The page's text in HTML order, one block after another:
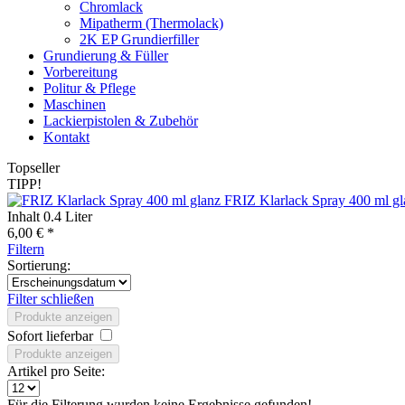
Chromlack
Mipatherm (Thermolack)
2K EP Grundierfiller
Grundierung & Füller
Vorbereitung
Politur & Pflege
Maschinen
Lackierpistolen & Zubehör
Kontakt
Topseller
TIPP!
FRIZ Klarlack Spray 400 ml
Inhalt 0.4 Liter
6,00 € *
Filtern
Sortierung:
Filter schließen
Produkte anzeigen
Sofort lieferbar
Produkte anzeigen
Artikel pro Seite: